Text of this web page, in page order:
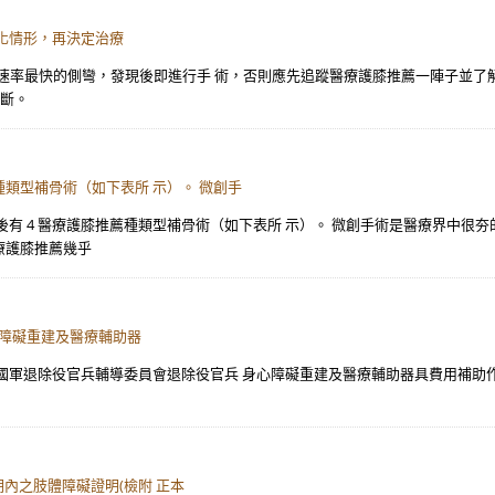
情形，再決定治療
最快的側彎，發現後即進行手 術，否則應先追蹤醫療護膝推薦一陣子並
。
型補骨術（如下表所 示）。 微創手
4 醫療護膝推薦種類型補骨術（如下表所 示）。 微創手術是醫療界中很
護膝推薦幾乎
礙重建及醫療輔助器
退除役官兵輔導委員會退除役官兵 身心障礙重建及醫療輔助器具費用補
之肢體障礙證明(檢附 正本